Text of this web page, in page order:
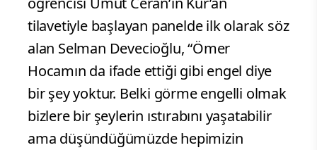
tilavetiyle başlayan panelde ilk olarak söz
alan Selman Devecioğlu, “Ömer
Hocamın da ifade ettiği gibi engel diye
bir şey yoktur. Belki görme engelli olmak
bizlere bir şeylerin ıstırabını yaşatabilir
ama düşündüğümüzde hepimizin